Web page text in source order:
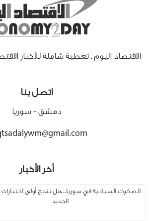
الاقتصاد اليوم ـ تغطية شاملة للأخبار
اتصل بنا
دمشق - سوريا
أخر الأخبار
الصكوك السيادية في سوريا.. هل تنجح أولى اختبارات
الجديد